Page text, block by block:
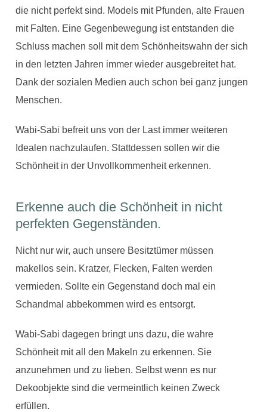
die nicht perfekt sind. Models mit Pfunden, alte Frauen
mit Falten. Eine Gegenbewegung ist entstanden die
Schluss machen soll mit dem Schönheitswahn der sich
in den letzten Jahren immer wieder ausgebreitet hat.
Dank der sozialen Medien auch schon bei ganz jungen
Menschen.
Wabi-Sabi befreit uns von der Last immer weiteren
Idealen nachzulaufen. Stattdessen sollen wir die
Schönheit in der Unvollkommenheit erkennen.
Erkenne auch die Schönheit in nicht
perfekten Gegenständen.
Nicht nur wir, auch unsere Besitztümer müssen
makellos sein. Kratzer, Flecken, Falten werden
vermieden. Sollte ein Gegenstand doch mal ein
Schandmal abbekommen wird es entsorgt.
Wabi-Sabi dagegen bringt uns dazu, die wahre
Schönheit mit all den Makeln zu erkennen. Sie
anzunehmen und zu lieben. Selbst wenn es nur
Dekoobjekte sind die vermeintlich keinen Zweck
erfüllen.